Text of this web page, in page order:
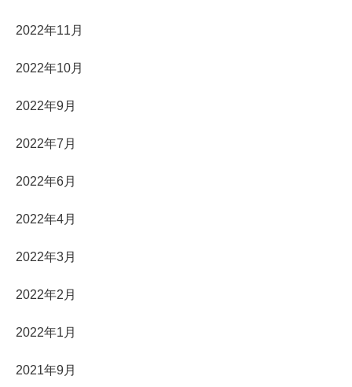
2022年11月
2022年10月
2022年9月
2022年7月
2022年6月
2022年4月
2022年3月
2022年2月
2022年1月
2021年9月